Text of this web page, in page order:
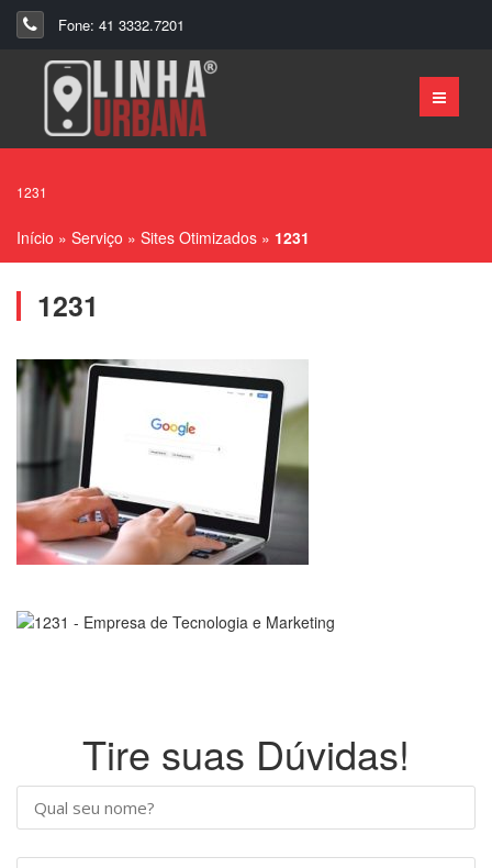
Fone: 41 3332.7201
1231
Início » Serviço » Sites Otimizados » 1231
1231
Tire suas Dúvidas!